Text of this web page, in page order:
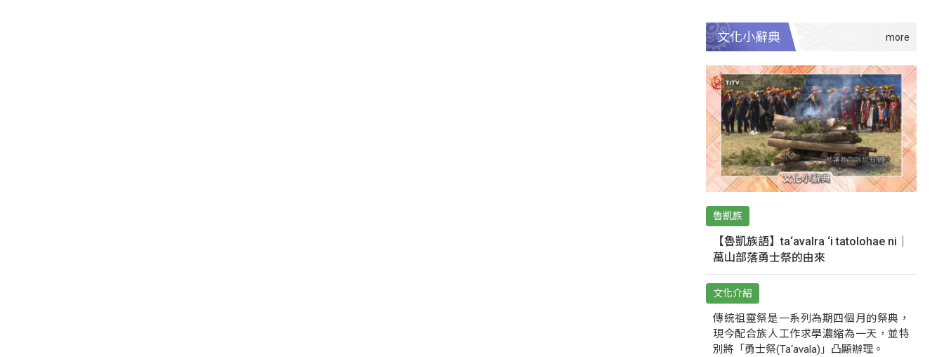
文化小辭典
魯凱族
【魯凱族語】ta‘avalra ‘i tatolohae ni｜
萬山部落勇士祭的由來
文化介紹
傳統祖靈祭是一系列為期四個月的祭典，
現今配合族人工作求學濃縮為一天，並特
別將「勇士祭(Ta‘avala)」凸顯辦理。